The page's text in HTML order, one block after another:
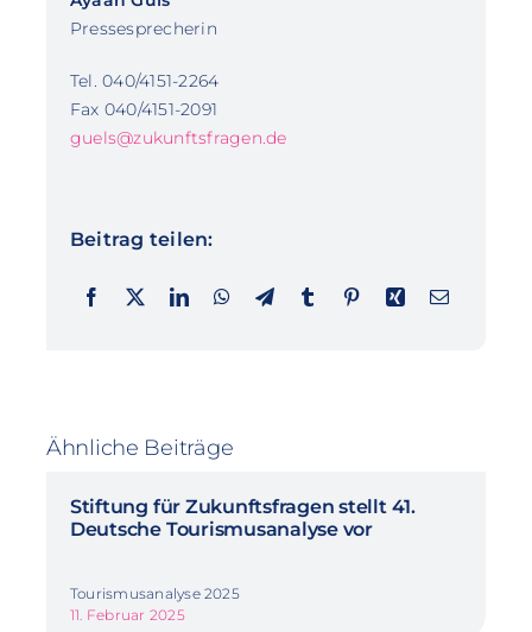
Pressesprecherin
Tel. 040/4151-2264
Fax 040/4151-2091
guels@zukunftsfragen.de
Beitrag teilen:
Ähnliche Beiträge
Stiftung für Zukunftsfragen stellt 41.
Deutsche Tourismusanalyse vor
Tourismusanalyse 2025
11. Februar 2025